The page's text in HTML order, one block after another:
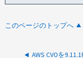
このページのトップへ